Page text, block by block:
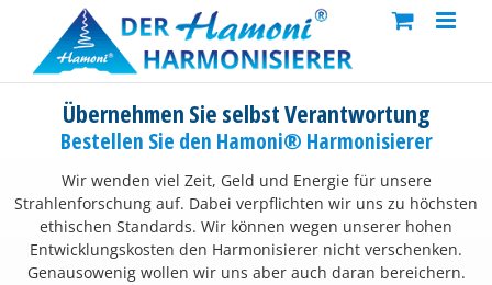
content
Übernehmen Sie selbst Verantwortung
Bestellen Sie den Hamoni® Harmonisierer
Wir wenden viel Zeit, Geld und Energie für unsere
Strahlenforschung auf. Dabei verpflichten wir uns zu höchsten
ethischen Standards. Wir können wegen unserer hohen
Entwicklungskosten den Harmonisierer nicht verschenken.
Genausowenig wollen wir uns aber auch daran bereichern.